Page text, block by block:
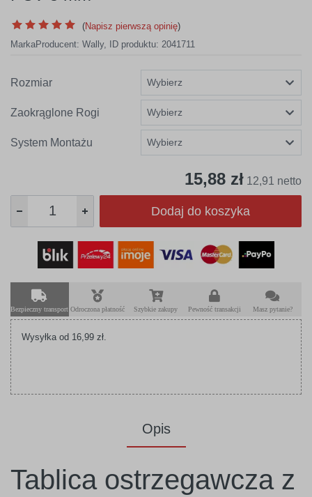
(Napisz pierwszą opinię)
MarkaProducent: Wally, ID produktu: 2041711
Rozmiar
Zaokrąglone Rogi
System Montażu
15,88 zł 12,91 netto
Dodaj do koszyka
Bezpieczny transport Odroczona płatność Szybkie zakupy Pewność transakcji Masz pytanie?
Wysyłka od 16,99 zł.
Opis
Tablica ostrzegawcza z